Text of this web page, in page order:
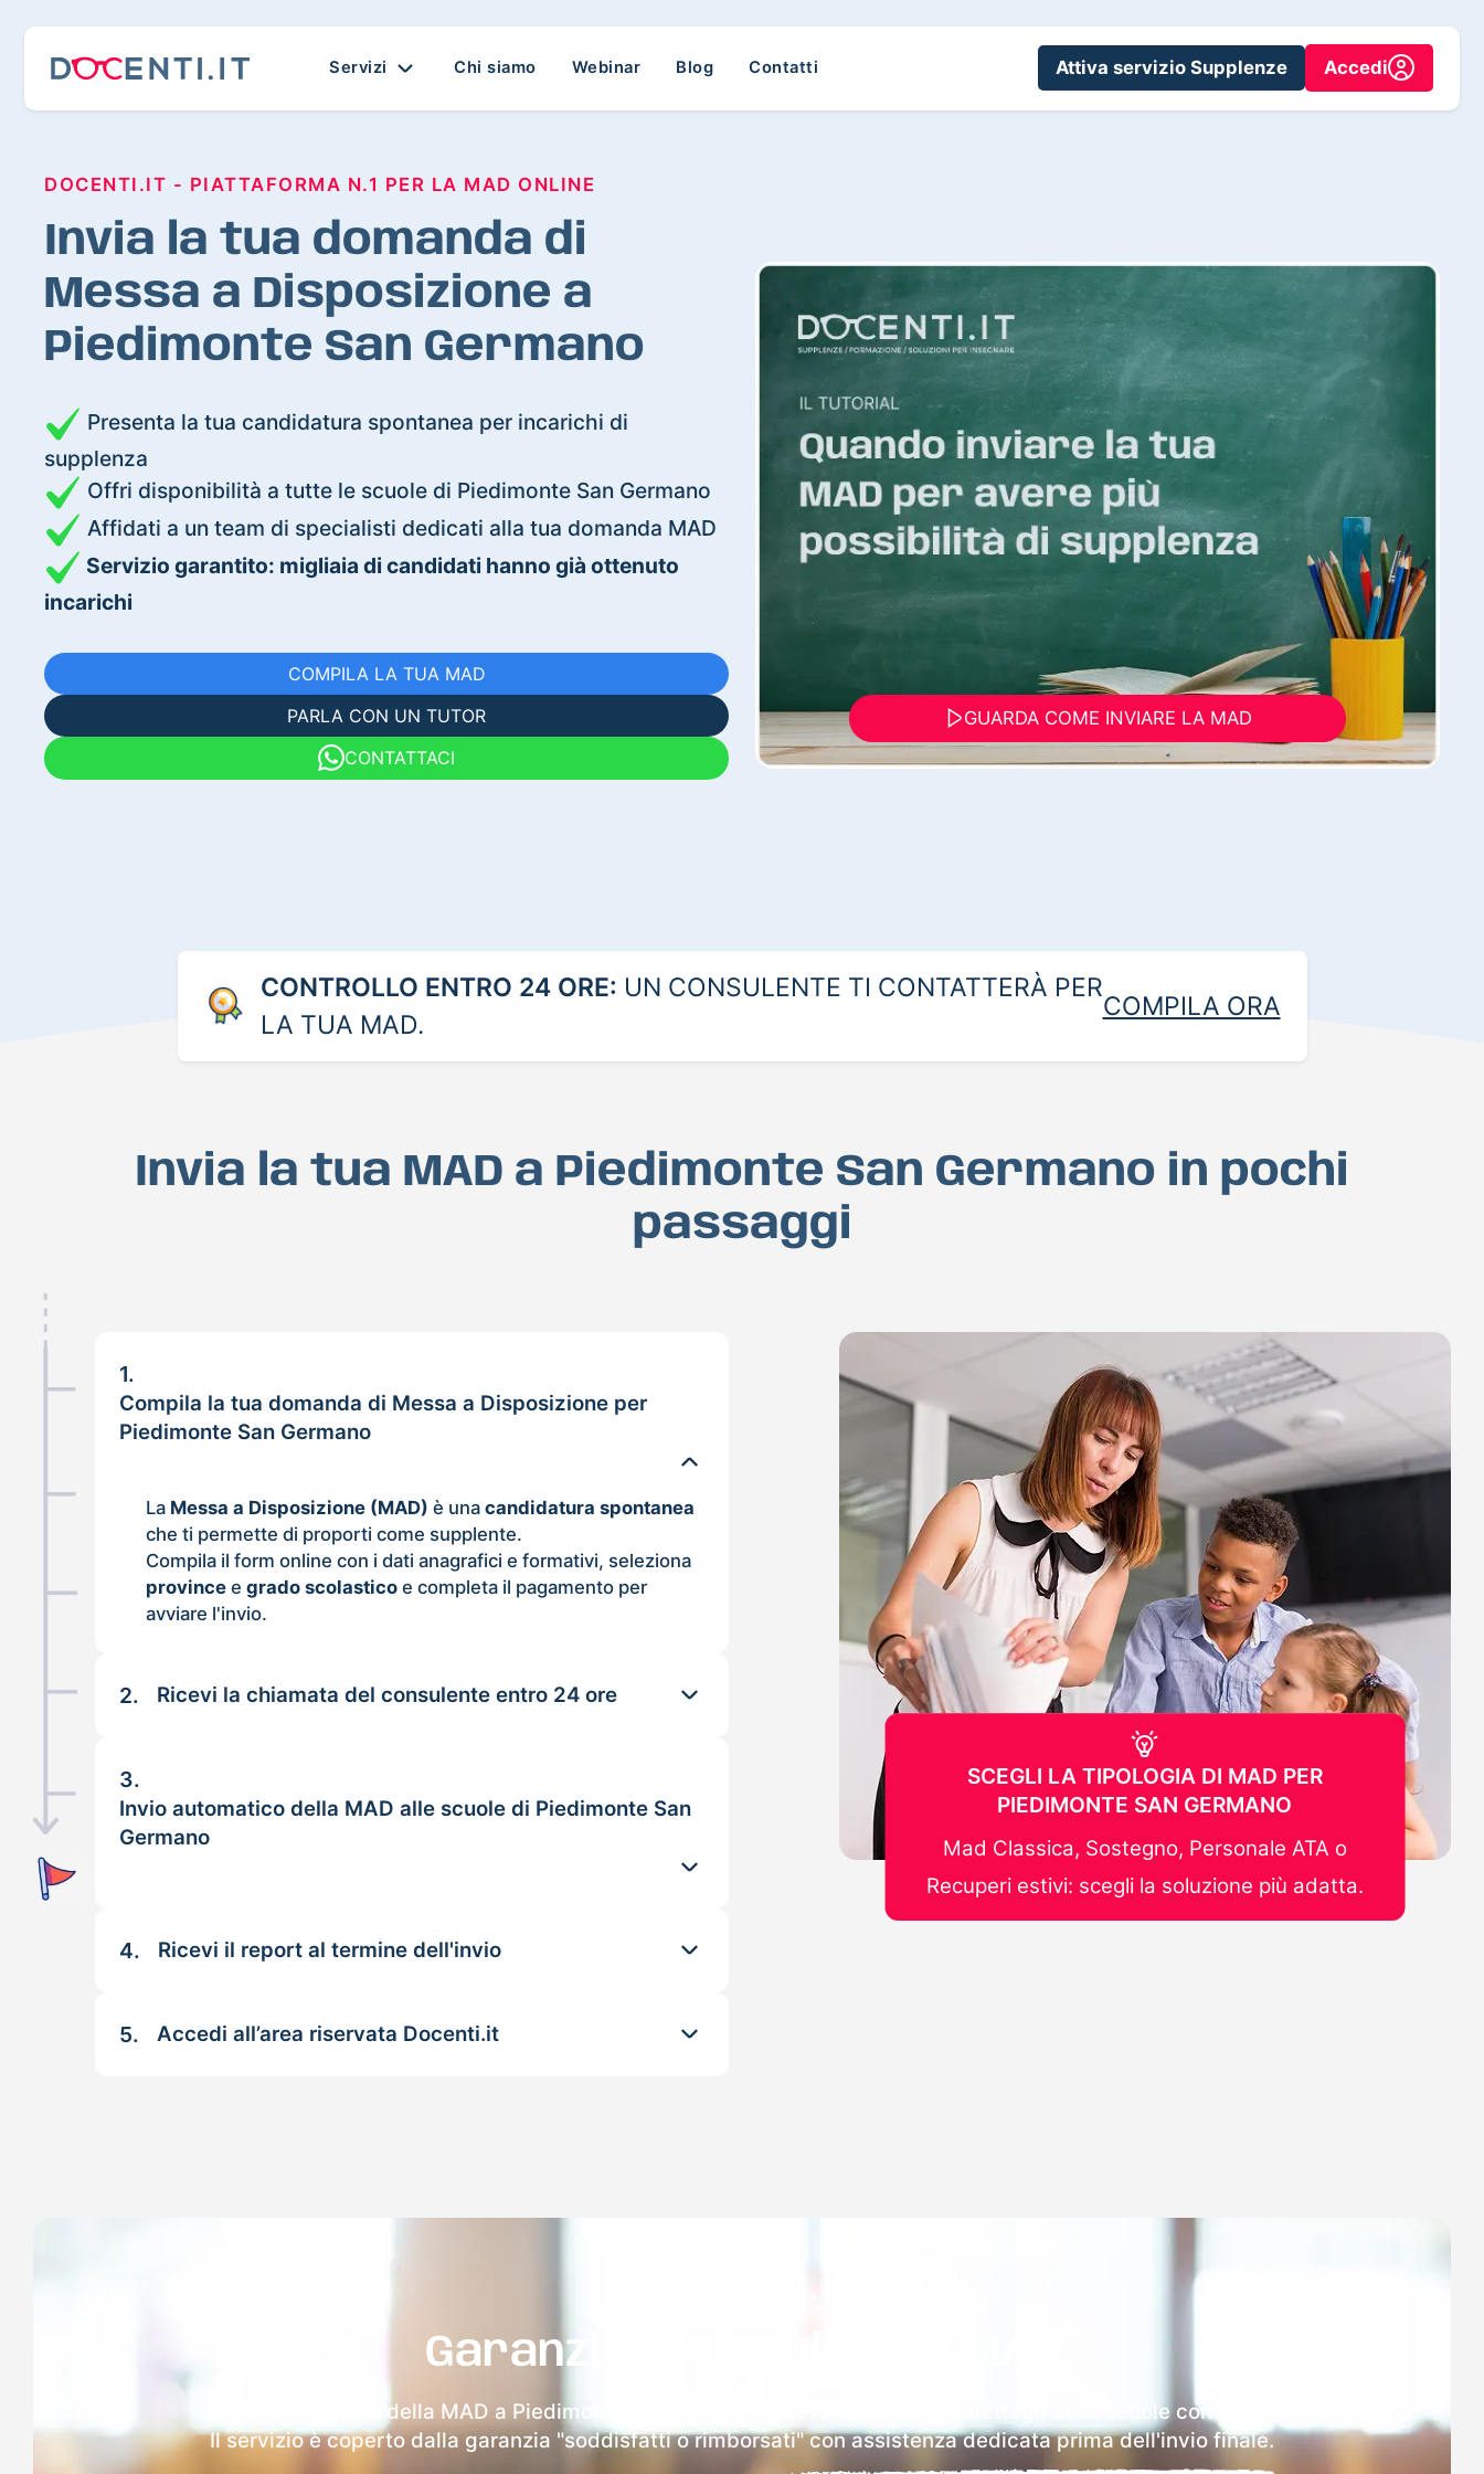
Servizi Chi siamo Webinar Blog Contatti Attiva servizio Supplenze Accedi
DOCENTI.IT - PIATTAFORMA N.1 PER LA MAD ONLINE
Invia la tua domanda di
Messa a Disposizione a
Piedimonte San Germano
Presenta la tua candidatura spontanea per incarichi di
supplenza
Offri disponibilità a tutte le scuole di Piedimonte San Germano
Affidati a un team di specialisti dedicati alla tua domanda MAD
Servizio garantito: migliaia di candidati hanno già ottenuto
incarichi
COMPILA LA TUA MAD
PARLA CON UN TUTOR
CONTATTACI
GUARDA COME INVIARE LA MAD
CONTROLLO ENTRO 24 ORE: UN CONSULENTE TI CONTATTERÀ PER
LA TUA MAD.
COMPILA ORA
Invia la tua MAD a Piedimonte San Germano in pochi
passaggi
1.
Compila la tua domanda di Messa a Disposizione per
Piedimonte San Germano
La Messa a Disposizione (MAD) è unacandidatura spontanea
che ti permette di proporti come supplente.
Compila il form online con i dati anagrafici e formativi, seleziona
province egrado scolastico e completa il pagamento per
avviare l'invio.
2. Ricevi la chiamata del consulente entro 24 ore
3.
Invio automatico della MAD alle scuole di Piedimonte San
Germano
4. Ricevi il report al termine dell'invio
5. Accedi all’area riservata Docenti.it
SCEGLI LA TIPOLOGIA DI MAD PER
PIEDIMONTE SAN GERMANO
Mad Classica, Sostegno, Personale ATA o
Recuperi estivi: scegli la soluzione più adatta.
Garanzia 100% sulla tua MAD
Dopo l'invio online della MAD a Piedimonte San Germano riceverai via email i dettagli delle scuole contattate.
Il servizio è coperto dalla garanzia "soddisfatti o rimborsati" con assistenza dedicata prima dell'invio finale.